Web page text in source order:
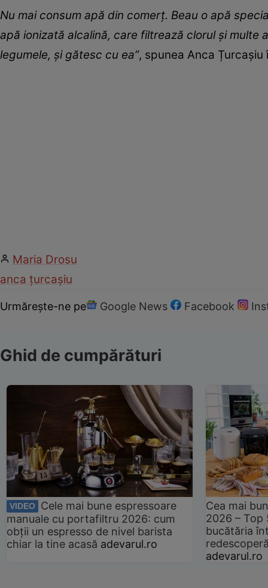
Nu mai consum apă din comerț. Beau o apă
apă ionizată alcalină, care filtrează clorul și multe
legumele, și gătesc cu ea”, spunea Anca
Maria Drosu
anca țurcașiu
Urmărește-ne pe Google News Facebook
Ghid de cumpărături
VIDEO
Cele mai bune espressoare
manuale cu portafiltru 2026: cum
obții un espresso de nivel barista
chiar la tine acasă adevarul.ro
Cea mai
2026 –
bucătăria
adevarul.ro